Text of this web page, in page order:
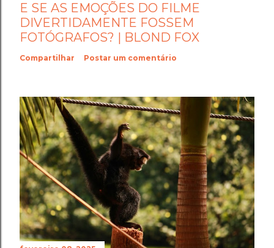
E SE AS EMOÇÕES DO FILME
DIVERTIDAMENTE FOSSEM
FOTÓGRAFOS? | BLOND FOX
Compartilhar Postar um comentário